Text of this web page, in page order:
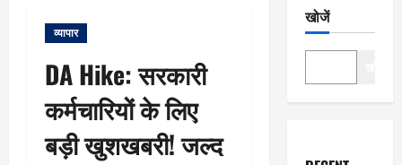
व्यापार
DA Hike: सरकारी
कर्मचारियों के लिए
बड़ी खुशखबरी! जल्द
खोजें